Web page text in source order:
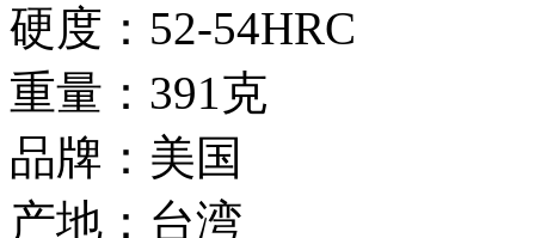
硬度：52-54HRC
重量：391克
品牌：美国
产地：台湾